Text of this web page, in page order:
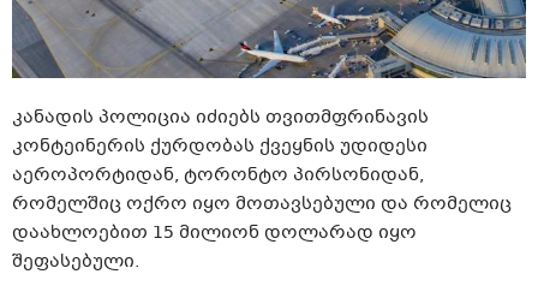
კანადის პოლიცია იძიებს თვითმფრინავის
კონტეინერის ქურდობას ქვეყნის უდიდესი
აეროპორტიდან, ტორონტო პირსონიდან,
რომელშიც ოქრო იყო მოთავსებული და რომელიც
დაახლოებით 15 მილიონ დოლარად იყო
შეფასებული.